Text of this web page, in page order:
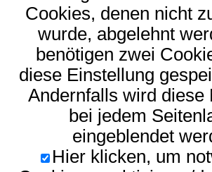
Cookies, denen nicht
wurde, abgelehnt
benötigen zwei
diese Einstellung
Andernfalls wird diese
bei jedem
eingeblendet
Hier klicken, um